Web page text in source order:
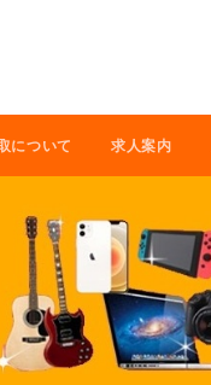
について 求人案内